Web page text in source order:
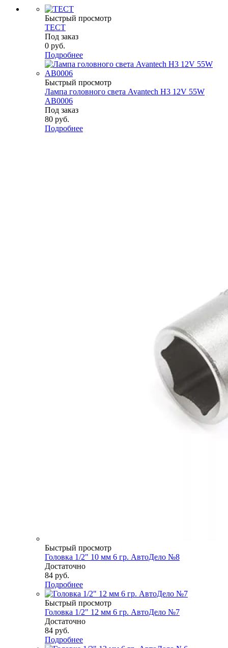
Быстрый просмотр
ТЕСТ
Под заказ
0 руб.
Подробнее
Быстрый просмотр
Лампа головного света Avantech H3 12V 55W
AB0006
Под заказ
80 руб.
Подробнее
Быстрый просмотр
Головка 1/2" 10 мм 6 гр. АвтоДело №8
Достаточно
84 руб.
Подробнее
Быстрый просмотр
Головка 1/2" 12 мм 6 гр. АвтоДело №7
Достаточно
84 руб.
Подробнее